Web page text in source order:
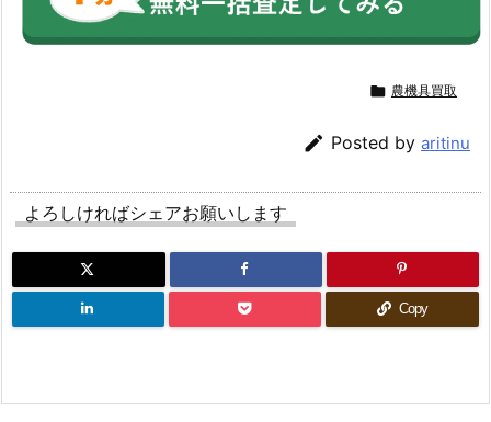
 農機具買取
 Posted by aritinu
よろしければシェアお願いします
Copy